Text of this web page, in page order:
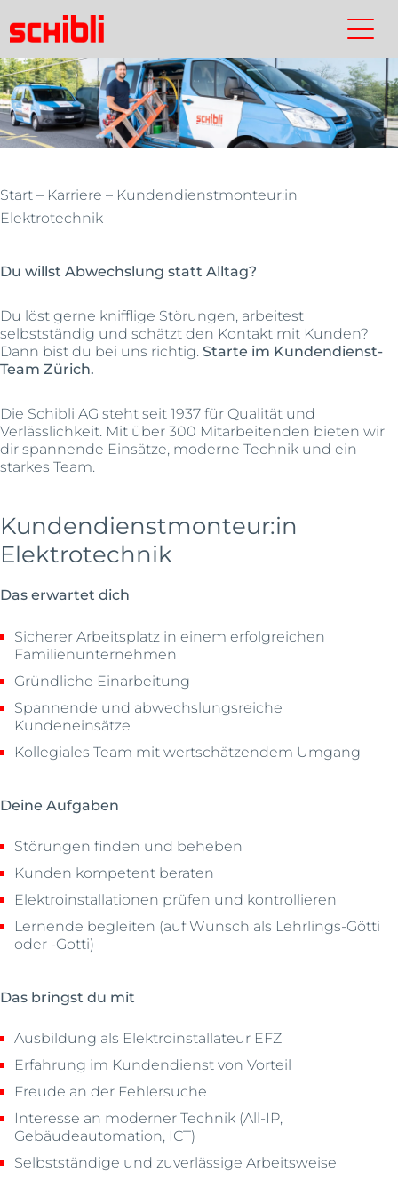
Inhalt
springen
Gruppe
Schibli-
Gruppe
Kontakt Suchen
Start – Karriere – Kundendienstmonteur:in
Elektrotechnik
Du willst Abwechslung statt Alltag?
Du löst gerne knifflige Störungen, arbeitest
selbstständig und schätzt den Kontakt mit Kunden?
Dann bist du bei uns richtig. Starte im Kundendienst-
Team Zürich.
Die Schibli AG steht seit 1937 für Qualität und
Verlässlichkeit. Mit über 300 Mitarbeitenden bieten wir
dir spannende Einsätze, moderne Technik und ein
starkes Team.
Kundendienstmonteur:in
Elektrotechnik
Das erwartet dich
Sicherer Arbeitsplatz in einem erfolgreichen
Familienunternehmen
Gründliche Einarbeitung
Spannende und abwechslungsreiche
Kundeneinsätze
Kollegiales Team mit wertschätzendem Umgang
Deine Aufgaben
Störungen finden und beheben
Kunden kompetent beraten
Elektroinstallationen prüfen und kontrollieren
Lernende begleiten (auf Wunsch als Lehrlings-Götti
oder -Gotti)
Das bringst du mit
Ausbildung als Elektroinstallateur EFZ
Erfahrung im Kundendienst von Vorteil
Freude an der Fehlersuche
Interesse an moderner Technik (All-IP,
Gebäudeautomation, ICT)
Selbstständige und zuverlässige Arbeitsweise